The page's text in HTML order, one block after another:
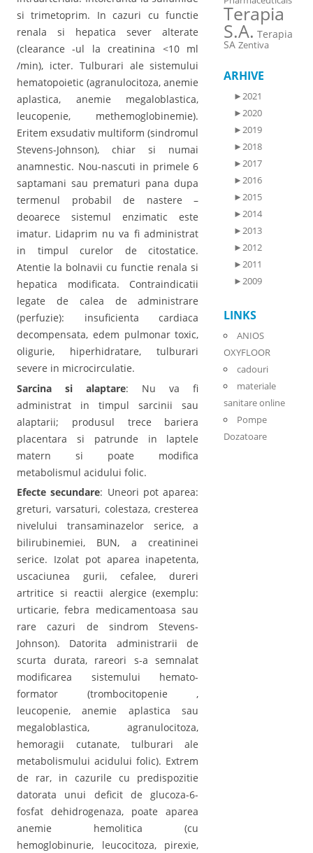
si trimetoprim. In cazuri cu functie
renala si hepatica sever alterate
(clearance -ul la creatinina <10 ml
/min), icter. Tulburari ale sistemului
hematopoietic (agranulocitoza, anemie
aplastica, anemie megaloblastica,
leucopenie, methemoglobinemie).
Eritem exsudativ multiform (sindromul
Stevens-Johnson), chiar si numai
anamnestic. Nou-nascuti in primele 6
saptamani sau prematuri pana dupa
termenul probabil de nastere –
deoarece sistemul enzimatic este
imatur. Lidaprim nu va fi administrat
in timpul curelor de citostatice.
Atentie la bolnavii cu functie renala si
hepatica modificata. Contraindicatii
legate de calea de administrare
(perfuzie): insuficienta cardiaca
decompensata, edem pulmonar toxic,
oligurie, hiperhidratare, tulburari
severe in microcirculatie.
Sarcina si alaptare: Nu va fi
administrat in timpul sarcinii sau
alaptarii; produsul trece bariera
placentara si patrunde in laptele
matern si poate modifica
metabolismul acidului folic.
Efecte secundare: Uneori pot aparea:
greturi, varsaturi, colestaza, cresterea
nivelului transaminazelor serice, a
bilirubinemiei, BUN, a creatininei
serice. Izolat pot aparea inapetenta,
uscaciunea gurii, cefalee, dureri
artritice si reactii alergice (exemplu:
urticarie, febra medicamentoasa sau
rare cazuri de sindrom Stevens-
Johnson). Datorita administrarii de
scurta durata, rareori s-a semnalat
modificarea sistemului hemato-
formator (trombocitopenie ,
leucopenie, anemie aplastica sau
megaloblastica, agranulocitoza,
hemoragii cutanate, tulburari ale
metabolismului acidului folic). Extrem
de rar, in cazurile cu predispozitie
datorata unui deficit de glucoza-6-
fosfat dehidrogenaza, poate aparea
anemie hemolitica (cu
hemoglobinurie, leucocitoza, pirexie,
Terapia
S.A. Terapia
SA Zentiva
ARHIVE
►2021
►2020
►2019
►2018
►2017
►2016
►2015
►2014
►2013
►2012
►2011
►2009
LINKS
ANIOS
OXYFLOOR
cadouri
materiale
sanitare online
Pompe
Dozatoare